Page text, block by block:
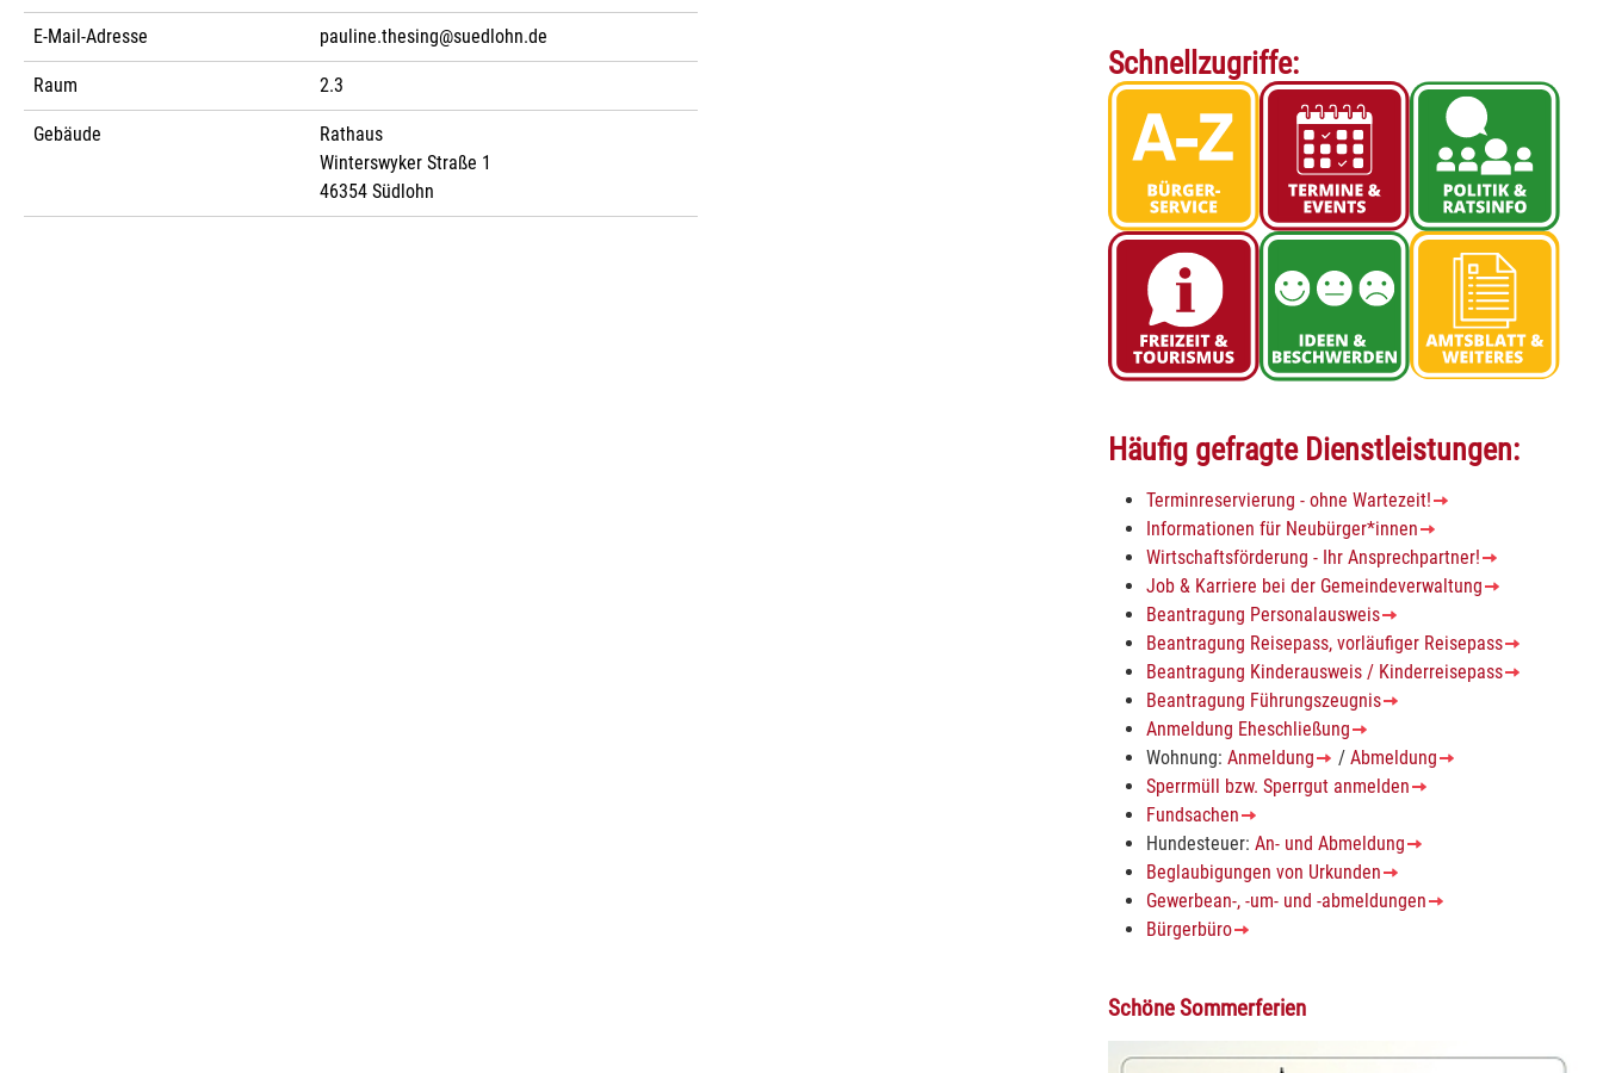
E-Mail-Adresse pauline.thesing@suedlohn.de
Raum 2.3
Gebäude
Rathaus
Winterswyker Straße 1
46354 Südlohn
Schnellzugriffe:
Häufig gefragte Dienstleistungen:
Terminreservierung - ohne Wartezeit!
Informationen für Neubürger*innen
Wirtschaftsförderung - Ihr Ansprechpartner!
Job & Karriere bei der Gemeindeverwaltung
Beantragung Personalausweis
Beantragung Reisepass, vorläufiger Reisepass
Beantragung Kinderausweis / Kinderreisepass
Beantragung Führungszeugnis
Anmeldung Eheschließung
Wohnung:Anmeldung /Abmeldung
Sperrmüll bzw. Sperrgut anmelden
Fundsachen
Hundesteuer:An- und Abmeldung
Beglaubigungen von Urkunden
Gewerbean-, -um- und -abmeldungen
Bürgerbüro
Schöne Sommerferien